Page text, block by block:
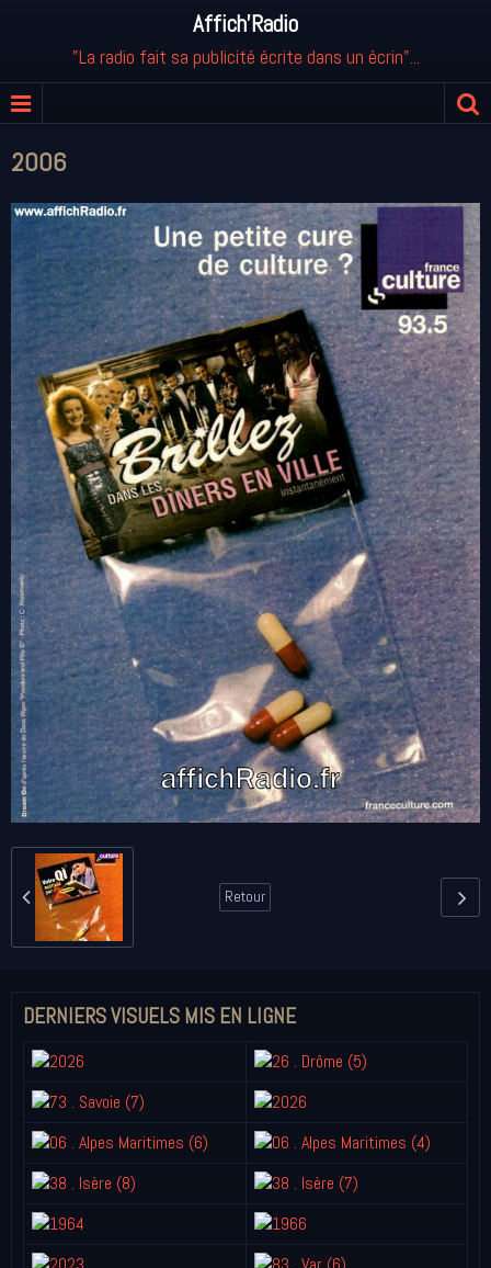
Affich'Radio
"La radio fait sa publicité écrite dans un écrin"...
2006
Retour
DERNIERS VISUELS MIS EN LIGNE